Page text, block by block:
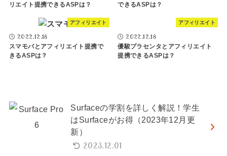
リエイト提携できるASPは？
できるASPは？
アフィリエイト
2022.12.18
スマモバとアフィリエイト提携で
きるASPは？
アフィリエイト
2022.12.18
優駿プラセンタとアフィリエイト
提携できるASPは？
Surfaceの学割を詳しく解説！学生
はSurfaceがお得（2023年12月更
新）
2023.12.01